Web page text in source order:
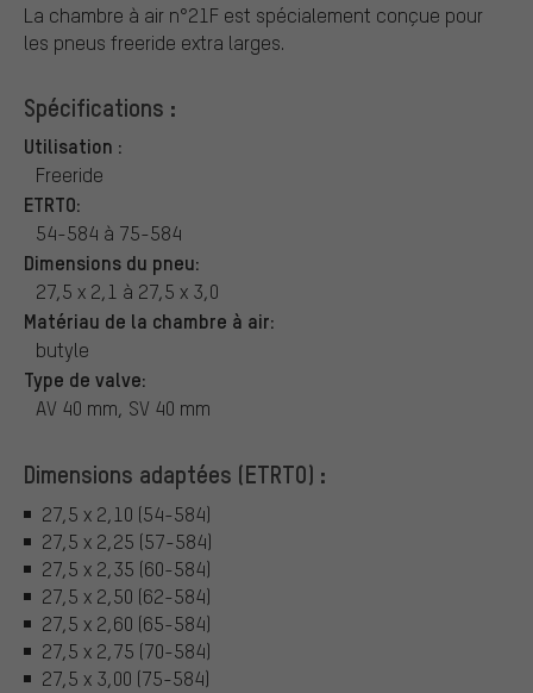
La chambre à air n°21F est spécialement conçue pour
les pneus freeride extra larges.
Spécifications :
Utilisation :
Freeride
ETRTO:
54-584 à 75-584
Dimensions du pneu:
27,5 x 2,1 à 27,5 x 3,0
Matériau de la chambre à air:
butyle
Type de valve:
AV 40 mm, SV 40 mm
Dimensions adaptées (ETRTO) :
27,5 x 2,10 (54-584)
27,5 x 2,25 (57-584)
27,5 x 2,35 (60-584)
27,5 x 2,50 (62-584)
27,5 x 2,60 (65-584)
27,5 x 2,75 (70-584)
27,5 x 3,00 (75-584)